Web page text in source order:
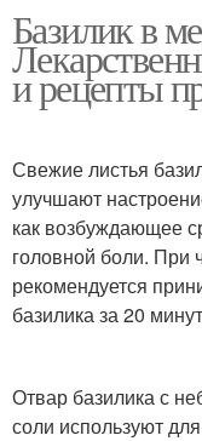
Базилик в
и рецепты
Свежие листья
улучшают
как возбуждающее
головной боли. При
рекомендуется
базилика за 20
Отвар базилика с
соли используют